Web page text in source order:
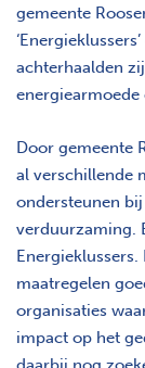
gemeente
achterhaalden
energiearmoede
Door gemeente
al verschillende
ondersteunen
verduurzaming.
maatregelen
organisaties
impact op het